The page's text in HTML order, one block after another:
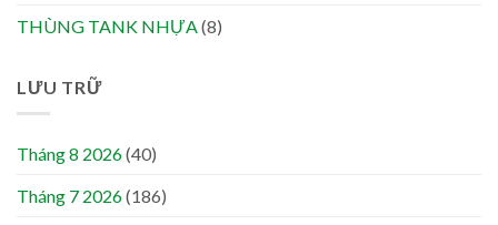
THÙNG TANK NHỰA(8)
LƯU TRỮ
Tháng 8 2026(40)
Tháng 7 2026(186)